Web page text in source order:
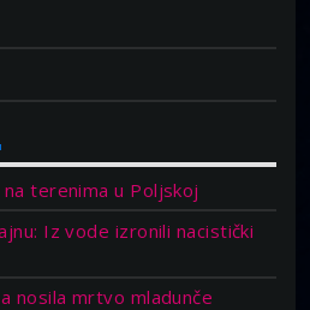
na terenima u Poljskoj
Iz vode izronili nacistički
nosila mrtvo mladunče